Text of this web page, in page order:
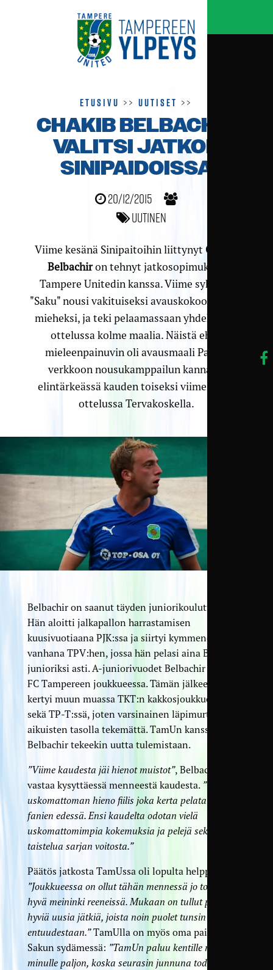
Etusivu >>Uutiset >>
CHAKIB BELBACHIR
VALITSI JATKON
SINIPAIDOISSA
20/12/2015
Uutinen
Viime kesänä Sinipaitoihin liittynyt Chakib
Belbachiron tehnyt jatkosopimuksen
Tampere Unitedin kanssa. Viime syksynä
"Saku" nousi vakituiseksi avauskokoonpanon
mieheksi, ja teki pelaamassaan yhdeksässä
ottelussa kolme maalia. Näistä ehkä
mieleenpainuvin oli avausmaali Padon
verkkoon nousukamppailun kannalta
elintärkeässä kauden toiseksi viimeisessä
ottelussa Tervakoskella.
Belbachir on saanut täyden juniorikoulutuksen.
Hän aloitti jalkapallon harrastamisen
kuusivuotiaana PJK:ssa ja siirtyi kymmenen
vanhana TPV:hen, jossa hän pelasi aina B-
junioriksi asti. A-juniorivuodet Belbachir pelasi
FC Tampereen joukkueessa. Tämän jälkeen pelejä
kertyi muun muassa TKT:n kakkosjoukkueessa
sekä TP-T:ssä, joten varsinainen läpimurto jäi
aikuisten tasolla tekemättä. TamUn kanssa
Belbachir tekeekin uutta tulemistaan.
”Viime kaudesta jäi hienot muistot”, Belbachir
vastaa kysyttäessä menneestä kaudesta. ”Oli
uskomattoman hieno fiilis joka kerta pelata satojen
fanien edessä. Ensi kaudelta odotan vielä
uskomattomimpia kokemuksia ja pelejä sekä
taistelua sarjan voitosta.”
Päätös jatkosta TamUssa oli lopulta helppo:
”Joukkueessa on ollut tähän mennessä jo todella
hyvä meininki reeneissä. Mukaan on tullut paljon
hyviä uusia jätkiä, joista noin puolet tunsin jo
entuudestaan.”TamUlla on myös oma paikkansa
Sakun sydämessä: ”TamUn paluu kentille merkitsee
minulle paljon, koska seurasin junnuna todella